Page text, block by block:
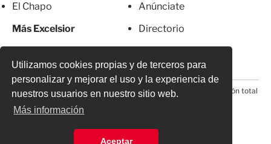
Utilizamos cookies propias y de terceros para
personalizar y mejorar el uso y la experiencia de
nuestros usuarios en nuestro sitio web.
Más información
Aceptar
El Chapo
Más Excelsior
Anúnciate
Directorio
© 2026 Todos los derechos reservados. Prohibida la reproducción total
o parcial, incluyendo cualquier medio electrónico*